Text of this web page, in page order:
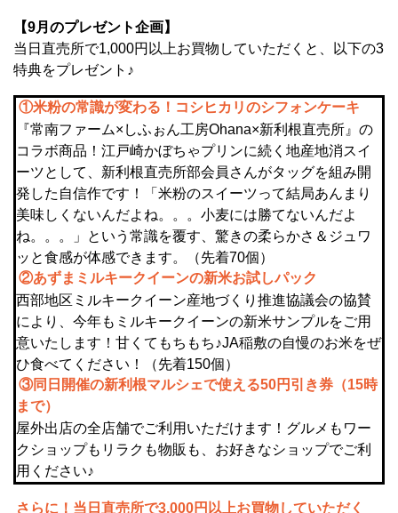
【9月のプレゼント企画】
当日直売所で1,000円以上お買物していただくと、以下の3
特典をプレゼント♪
①米粉の常識が変わる！コシヒカリのシフォンケーキ
『常南ファーム×しふぉん工房Ohana×新利根直売所』の
コラボ商品！江戸崎かぼちゃプリンに続く地産地消スイ
ーツとして、新利根直売所部会員さんがタッグを組み開
発した自信作です！「米粉のスイーツって結局あんまり
美味しくないんだよね。。。小麦には勝てないんだよ
ね。。。」という常識を覆す、驚きの柔らかさ＆ジュワ
ッと食感が体感できます。（先着70個）
②あずまミルキークイーンの新米お試しパック
西部地区ミルキークイーン産地づくり推進協議会の協賛
により、今年もミルキークイーンの新米サンプルをご用
意いたします！甘くてもちもち♪JA稲敷の自慢のお米をぜ
ひ食べてください！（先着150個）
③同日開催の新利根マルシェで使える50円引き券（15時
まで）
屋外出店の全店舗でご利用いただけます！グルメもワー
クショップもリラクも物販も、お好きなショップでご利
用ください♪
さらに！当日直売所で3,000円以上お買物していただく